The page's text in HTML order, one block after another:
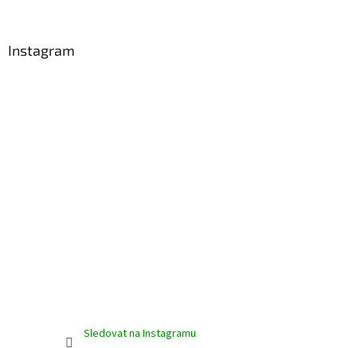
Instagram
Sledovat na Instagramu